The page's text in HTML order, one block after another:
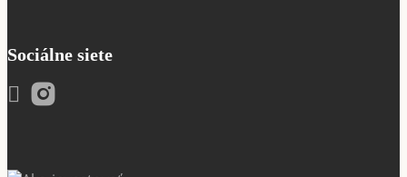
Sociálne siete